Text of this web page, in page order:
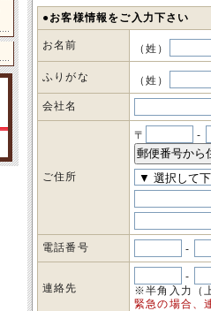
●お客様情報をご入力下さい
お名前 （姓）
ふりがな （姓）
会社名
ご住所
〒 -
電話番号 -
連絡先
-
※半角入力（
緊急の場合、